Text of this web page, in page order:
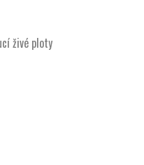
živé ploty